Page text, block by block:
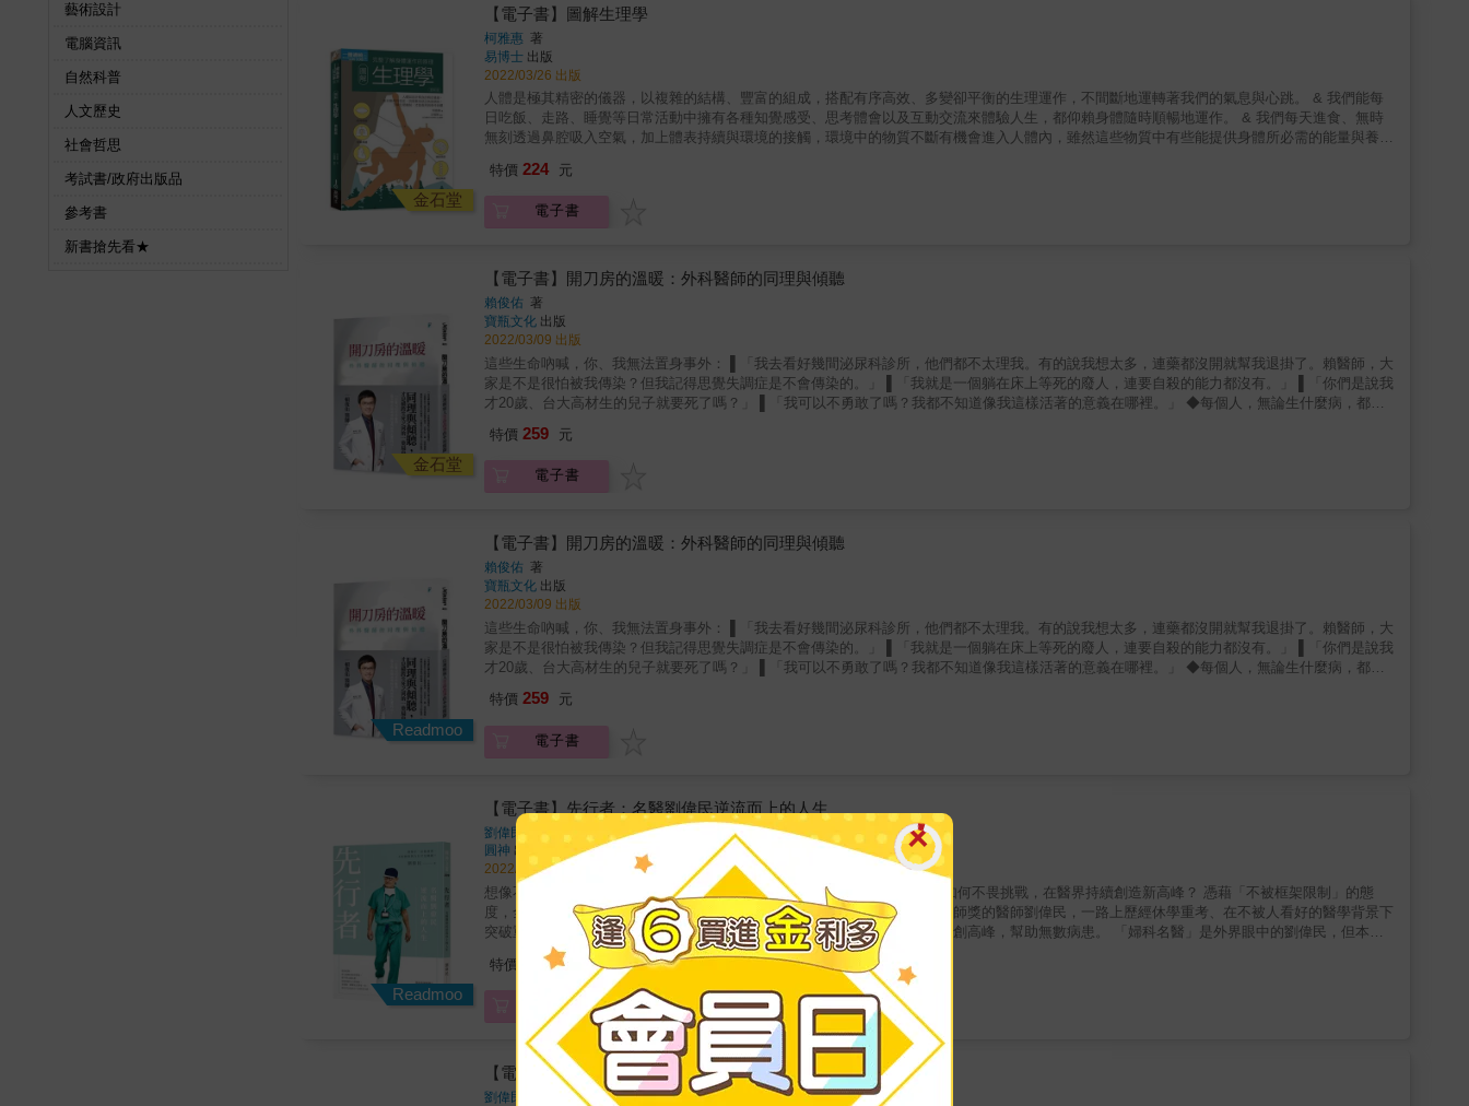
藝術設計
電腦資訊
自然科普
人文歷史
社會哲思
考試書/政府出版品
參考書
新書搶先看★
康。 吃太鹹或口很渴時，排尿就少。這是因為體內偵測到水分不足，透過腎臟保留住水分，以免脫水。 & 這些生理機制需要我們的善用與善待。
了解哪些營養是運作這些機制的需要；以及了解當我們總是只知吃進一堆食物、妄自消耗體力、過度操勞，身體是如何幫忙收拾善後的（代謝排
毒、清除排廢物），避免壞東西產生或堆積，破壞健康，讓我們能知道哪些東西別吃別用、哪些不良作息和壞習慣應改善，才不致增加身體的負
擔。清楚身體生理的需求及限制，更加溫柔對待，才是維繫身體健康，避免疾病的根本之道。 & 本書帶領你從身體的結構、組成，走入體內各種
生理機制包括神經訊號傳遞、酵素作用、血液及淋巴循環、內分泌調節及免疫防禦等，並了解這些生理機制如何維繫身體的健康，讓人不僅擁有呼
吸、心跳等生命徵象，還能進行各種生活所需的活動。 &
金石堂
【電子書】圖解生理學
柯雅惠 著
易博士 出版
2022/03/26 出版
人體是極其精密的儀器，以複雜的結構、豐富的組成，搭配有序高效、多變卻平衡的生理運作，不間斷地運轉著我們的氣息與心跳。 & 我們能每
日吃飯、走路、睡覺等日常活動中擁有各種知覺感受、思考體會以及互動交流來體驗人生，都仰賴身體隨時順暢地運作。 & 我們每天進食、無時
無刻透過鼻腔吸入空氣，加上體表持續與環境的接觸，環境中的物質不斷有機會進入人體內，雖然這些物質中有些能提供身體所必需的能量與養
身體開始！身體究竟進行了哪些複雜精細的生理運作，讓心臟能持續不斷地跳動、讓肢體能自由活動、讓頭腦能清晰思考呢？ & 心臟會自己一直
破，這是因為肺臟能感受胸腔膨脹的壓力，抑制氣體再進入。 拿取物品時，手能輕鬆拿穩，這是因為拿取時，手部肌肉和神經還會不停討論著，
康。 吃太鹹或口很渴時，排尿就少。這是因為體內偵測到水分不足，透過腎臟保留住水分，以免脫水。 & 這些生理機制需要我們的善用與善待。
了解哪些營養是運作這些機制的需要；以及了解當我們總是只知吃進一堆食物、妄自消耗體力、過度操勞，身體是如何幫忙收拾善後的（代謝排
毒、清除排廢物），避免壞東西產生或堆積，破壞健康，讓我們能知道哪些東西別吃別用、哪些不良作息和壞習慣應改善，才不致增加身體的負
擔。清楚身體生理的需求及限制，更加溫柔對待，才是維繫身體健康，避免疾病的根本之道。 & 本書帶領你從身體的結構、組成，走入體內各種
生理機制包括神經訊號傳遞、酵素作用、血液及淋巴循環、內分泌調節及免疫防禦等，並了解這些生理機制如何維繫身體的健康，讓人不僅擁有呼
吸、心跳等生命徵象，還能進行各種生活所需的活動。 &
特價 224 元
電子書
金石堂
【電子書】開刀房的溫暖：外科醫師的同理與傾聽
賴俊佑 著
寶瓶文化 出版
2022/03/09 出版
這些生命吶喊，你、我無法置身事外： ▌「我去看好幾間泌尿科診所，他們都不太理我。有的說我想太多，連藥都沒開就幫我退掛了。賴醫師，大
家是不是很怕被我傳染？但我記得思覺失調症是不會傳染的。」 ▌「我就是一個躺在床上等死的廢人，連要自殺的能力都沒有。」 ▌「你們是說我
才20歲、台大高材生的兒子就要死了嗎？」 ▌「我可以不勇敢了嗎？我都不知道像我這樣活著的意義在哪裡。」 ◆每個人，無論生什麼病，都有
生命最後一刻，選擇想要的方式離開。 同理與傾聽，才是橫跨生死之河的一葉扁舟。 一位醫心的外科醫師，醫治那些被破碎難堪殘缺所包覆的
不安與未知的窮山惡水&hellip;&hellip; 他們都因痛苦的病症而來。但他們的困境，卻又不僅僅是病症，有時是因心中無以名狀的恐懼、不安與未
醫院治療，他也謙遜接納。 當他將自己的心，一再貼近這些病患與病患家人，那些傾聽、尊重與同理是他的行醫日常；而當他戮力替病人設想、
付出與拚搏，我們得以看見平凡，但又不凡的醫療一景。 本書特色 ◎賴俊佑醫師： 「在開刀房待得久了，手術開得多了，對於生死的定義愈來愈
模糊。 一個人的心跳停止，算是死了嗎？可是在醫療科技的發展下，我們連心臟都能替換。但不是自己的心臟替自己跳動著，這樣的你，還算是
你嗎？ 至於那些對人生失去希望，遍尋不著初衷，溺斃在欲望的汪洋裡的人，也算是確實的活著嗎？ 我不知道。」 ◎劉啟群（台灣路竹會會
長）： 「在仔細讀完本書的原稿之後，發現字裡行間，流露著醫者仁心的慈悲，也有著包容和理解的情懷。他視病如親，總是盡心盡力去醫治病
患，並從中建立彼此的信任，讓患者面對康復之路時，重新燃起生命的動力；更難能可貴的是在每一次的醫療案例過程中，他都會自我審視。」
◎謝幸吟（媒體工作者）： 「看賴醫師記錄診間與手術室的點點滴滴，他懸壺濟世的初心，從路障實習生到主治醫師，不長不短的八年，三千多
個日子，他對患者，專業之餘，更是用心傾聽，還有一次次的捫心自問與檢討，他希望做得更好，讓患者與家屬，都更好。這是態度，也是溫度。
&hellip;&hellip;賴醫師總是願意傾聽。「讓患者有地方可以去」，他也讓患者的心和心裡的話，有地方可以去。」 ◎劉啟群（台灣路竹會會長）、
者〉、李茂盛（總統府資政；茂盛醫院院長；中山醫學大學教授）、李俊逸（茂盛醫院執行長）、吳錫金（中國醫藥大學北港附設醫院院長）、周
德陽（中國醫藥大學附設醫院院長）、陳志金（《ICU重症醫療現場》作者）、陳煜（台灣男性學醫學會理事長）、黃軒（重症醫學專科醫師）、
特價 259 元
電子書
Readmoo
【電子書】開刀房的溫暖：外科醫師的同理與傾聽
賴俊佑 著
寶瓶文化 出版
2022/03/09 出版
這些生命吶喊，你、我無法置身事外： ▌「我去看好幾間泌尿科診所，他們都不太理我。有的說我想太多，連藥都沒開就幫我退掛了。賴醫師，大
家是不是很怕被我傳染？但我記得思覺失調症是不會傳染的。」 ▌「我就是一個躺在床上等死的廢人，連要自殺的能力都沒有。」 ▌「你們是說我
才20歲、台大高材生的兒子就要死了嗎？」 ▌「我可以不勇敢了嗎？我都不知道像我這樣活著的意義在哪裡。」 ◆每個人，無論生什麼病，都有
生命最後一刻，選擇想要的方式離開。 同理與傾聽，才是橫跨生死之河的一葉扁舟。 一位醫心的外科醫師，醫治那些被破碎難堪殘缺所包覆的
不安與未知的窮山惡水&hellip;&hellip; 他們都因痛苦的病症而來。但他們的困境，卻又不僅僅是病症，有時是因心中無以名狀的恐懼、不安與未
醫院治療，他也謙遜接納。 當他將自己的心，一再貼近這些病患與病患家人，那些傾聽、尊重與同理是他的行醫日常；而當他戮力替病人設想、
付出與拚搏，我們得以看見平凡，但又不凡的醫療一景。 本書特色 ◎賴俊佑醫師： 「在開刀房待得久了，手術開得多了，對於生死的定義愈來愈
模糊。 一個人的心跳停止，算是死了嗎？可是在醫療科技的發展下，我們連心臟都能替換。但不是自己的心臟替自己跳動著，這樣的你，還算是
你嗎？ 至於那些對人生失去希望，遍尋不著初衷，溺斃在欲望的汪洋裡的人，也算是確實的活著嗎？ 我不知道。 ◎劉啟群（台灣路竹會會長）：
「在仔細讀完本書的原稿之後，發現字裡行間，流露著醫者仁心的慈悲，也有著包容和理解的情懷。他視病如親，總是盡心盡力去醫治病患，並從
中建立彼此的信任，讓患者面對康復之路時，重新燃起生命的動力；更難能可貴的是在每一次的醫療案例過程中，他都會自我審視。」 ◎謝幸吟
（媒體工作者）： 「看賴醫師記錄診間與手術室的點點滴滴，他懸壺濟世的初心，從路障實習生到主治醫師，不長不短的八年，三千多個日子，
他對患者，專業之餘，更是用心傾聽，還有一次次的捫心自問與檢討，他希望做得更好，讓患者與家屬，都更好。這是態度，也是溫度。
&hellip;&hellip;賴醫師總是願意傾聽。「讓患者有地方可以去」，他也讓患者的心和心裡的話，有地方可以去。」 ◎劉啟群（台灣路竹會會長）、
謝幸吟（媒體工作者）撰推薦序 白永嘉（新竹馬偕醫院急診外科主任；美國心臟學會主任導師）、巫玠竺〈醫師；《美好少女的垂直社會》作
者〉、李茂盛（總統府資政；茂盛醫院院長；中山醫學大學教授）、李俊逸（茂盛醫院執行長）、吳錫金（中國醫藥大學北港附設醫院院長）、周
德陽（中國醫藥大學附設醫院院長）、陳志金（《ICU重症醫療現場》作者）、陳煜（台灣男性學醫學會理事長）、黃軒（重症醫學專科醫師）、
蔡伯鑫（醫師；作家）同感推薦（依姓氏筆劃順序排列）
特價 259 元
電子書
Readmoo
【電子書】先行者：名醫劉偉民逆流而上的人生
劉偉民著
圓神 出版
2022/03/01 出版
想像不一定能落實，不怕挫敗與力行才是關鍵！ 走過輕狂後的劉偉民，是如何不畏挑戰，在醫界持續創造新高峰？ 憑藉「不被框架限制」的態
度，全亞洲首位榮獲世界婦科內視鏡大會論文首獎、傑出達文西外科手術醫師獎的醫師劉偉民，一路上歷經休學重考、在不被人看好的醫學背景下
突破重圍，開發出「腹腔鏡子宮血管阻斷術」，接著在「達文西手術」上再創高峰，幫助無數病患。 「婦科名醫」是外界眼中的劉偉民，但本書
卻呈現了更多面向且真實的他，不論是好的、壞的、成功的、失敗的&hellip;&hellip;因為他不是「神」，只是擁有一顆永不放棄的心、懂得掌握機
會與要求自我的「平凡人」劉偉民。 「回首那些曾經的磨難，也都是激勵我朝向今天的自己邁進。」透過劉偉民醫師的真摯故事，你將明白無懼
特價 210 元
電子書
【電子書】先行者：名醫劉偉民逆流而上的人生
劉偉民